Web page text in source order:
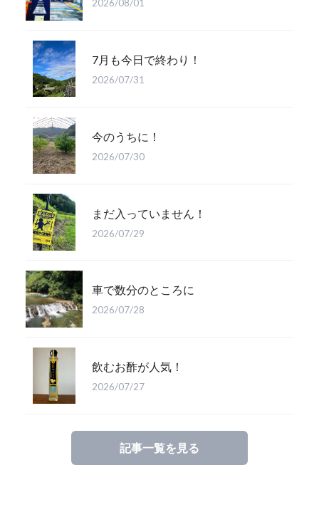
2026/08/01
7月も今日で終わり！
2026/07/31
今のうちに！
2026/07/30
まだ入っていません！
2026/07/29
車で数分のところに
2026/07/28
飲むお酢が人気！
2026/07/27
記事一覧を見る